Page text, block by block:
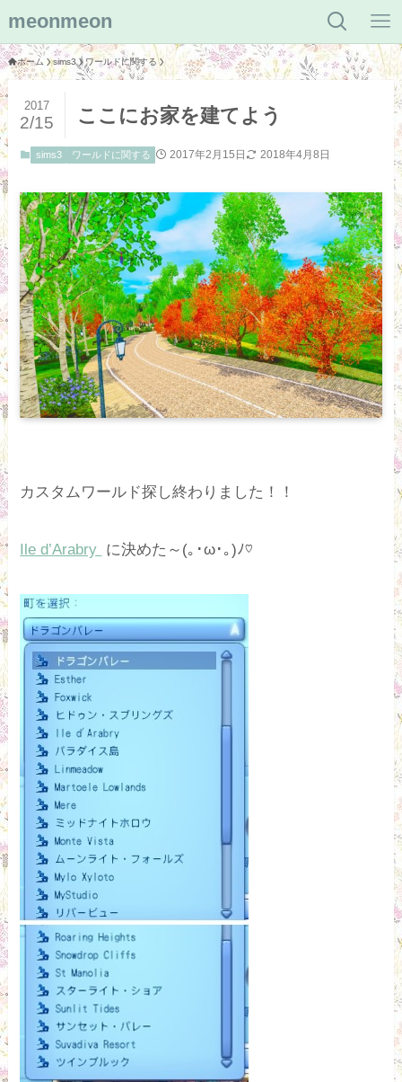
meonmeon
ホーム sims3 ワールドに関する
ここにお家を建てよう
2017
2/15
sims3 ワールドに関する 2017年2月15日 2018年4月8日
カスタムワールド探し終わりました！！
Ile d’Arabry に決めた～(｡･ω･｡)ﾉ♡